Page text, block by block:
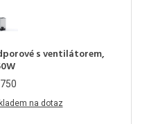
s ventilátorem,
na dotaz